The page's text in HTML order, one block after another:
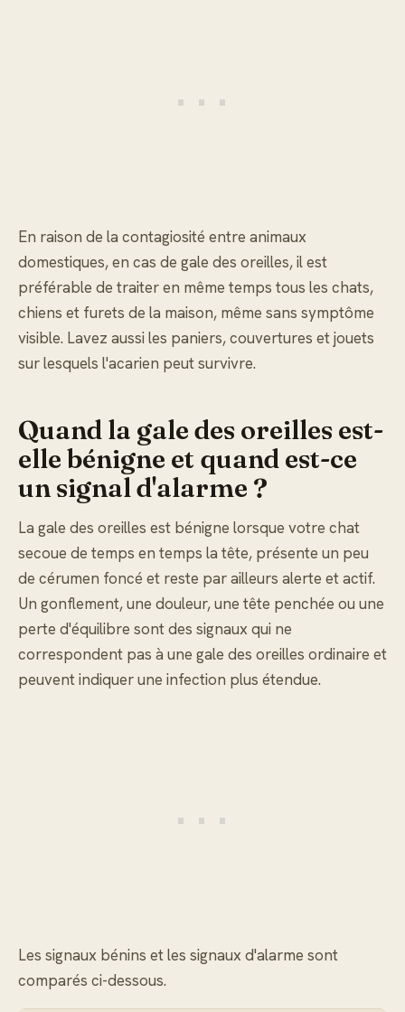
En raison de la contagiosité entre animaux
domestiques, en cas de gale des oreilles, il est
préférable de traiter en même temps tous les chats,
chiens et furets de la maison, même sans symptôme
visible. Lavez aussi les paniers, couvertures et jouets
sur lesquels l'acarien peut survivre.
Quand la gale des oreilles est-
elle bénigne et quand est-ce
un signal d'alarme ?
La gale des oreilles est bénigne lorsque votre chat
secoue de temps en temps la tête, présente un peu
de cérumen foncé et reste par ailleurs alerte et actif.
Un gonflement, une douleur, une tête penchée ou une
perte d'équilibre sont des signaux qui ne
correspondent pas à une gale des oreilles ordinaire et
peuvent indiquer une infection plus étendue.
Les signaux bénins et les signaux d'alarme sont
comparés ci-dessous.